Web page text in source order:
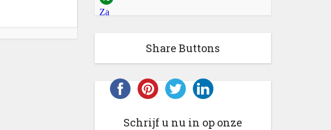
Share Buttons
Schrijf u nu in op onze